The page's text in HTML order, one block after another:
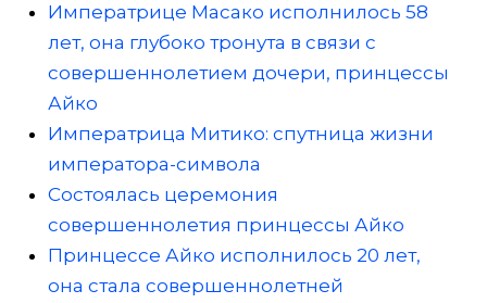
Императрице Масако исполнилось 58
лет, она глубоко тронута в связи с
совершеннолетием дочери, принцессы
Айко
Императрица Митико: спутница жизни
императора-символа
Состоялась церемония
совершеннолетия принцессы Айко
Принцессе Айко исполнилось 20 лет,
она стала совершеннолетней